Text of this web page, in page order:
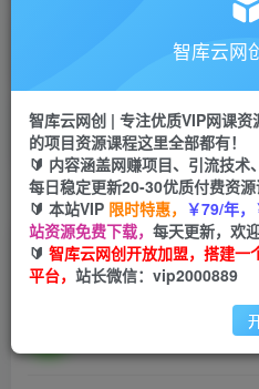
会员专属推广链接
网赚网创 项目
365天稳定跟新
首页 创业课程 会员免费 正文
全新蓝海，支付宝分成计
放1000元！【揭秘】
智库云网
智库云网创 | 专注优质VIP网课
的项目资源课程这里全部都有！
🔰 内容涵盖网赚项目、引流技术
每日稳定更新20-30优质付费资源
🔰 本站VIP 限时特惠， ￥79/年，
站资源免费下载， 每天更新，欢迎
🔰 智库云网创开放加盟，搭建一
平台， 站长微信：vip2000889